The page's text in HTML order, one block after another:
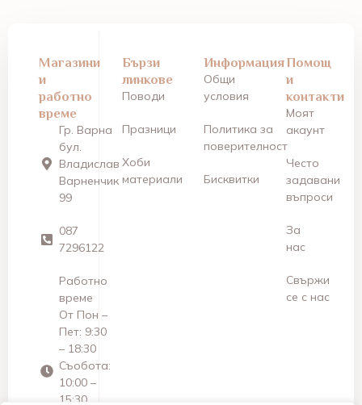
Магазини
и
работно
време
Гр. Варна
бул.
Владислав
Варненчик
99
087
7296122
Работно
време
От Пон –
Пет: 9:30
– 18:30
Съобота:
10:00 –
15:30
Бързи
линкове
Поводи
Празници
Хоби
материали
Информация
Общи
условия
Политика за
поверителност
Бисквитки
Помощ
и
контакти
Моят
акаунт
Често
задавани
въпроси
За
нас
Свържи
се с нас